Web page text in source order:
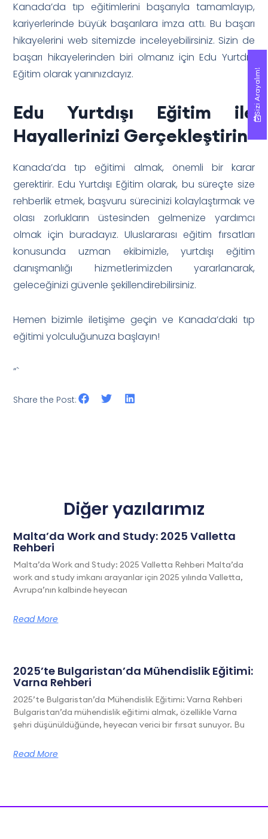
Kanada’da tıp eğitimlerini başarıyla tamamlayıp,
kariyerlerinde büyük başarılara imza attı. Bu başarı
hikayelerini web sitemizde inceleyebilirsiniz. Sizin de
başarı hikayelerinden biri olmanız için Edu Yurtdışı
Eğitim olarak yanınızdayız.
Edu Yurtdışı Eğitim ile
Hayallerinizi Gerçekleştirin
Kanada’da tıp eğitimi almak, önemli bir karar
gerektirir. Edu Yurtdışı Eğitim olarak, bu süreçte size
rehberlik etmek, başvuru sürecinizi kolaylaştırmak ve
olası zorlukların üstesinden gelmenize yardımcı
olmak için buradayız. Uluslararası eğitim fırsatları
konusunda uzman ekibimizle, yurtdışı eğitim
danışmanlığı hizmetlerimizden yararlanarak,
geleceğinizi güvenle şekillendirebilirsiniz.
Hemen bizimle iletişime geçin ve Kanada’daki tıp
eğitimi yolculuğunuza başlayın!
“`
Share the Post:
Diğer yazılarımız
Malta’da Work and Study: 2025 Valletta
Rehberi
Malta’da Work and Study: 2025 Valletta Rehberi Malta’da
work and study imkanı arayanlar için 2025 yılında Valletta,
Avrupa’nın kalbinde heyecan
Read More
2025’te Bulgaristan’da Mühendislik Eğitimi:
Varna Rehberi
2025’te Bulgaristan’da Mühendislik Eğitimi: Varna Rehberi
Bulgaristan’da mühendislik eğitimi almak, özellikle Varna
şehri düşünüldüğünde, heyecan verici bir fırsat sunuyor. Bu
Read More
Sizi Arayalım!
Sizi Arayalım!